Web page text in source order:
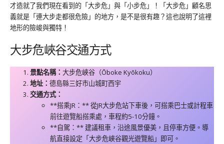
才造就了我們現在看到的「大步危」與「小步危」！「大步危」顧名思
義就是「連大步走都很危險」的地方，是不是很有趣？這也說明了這裡
地形的險峻與獨特！
大步危峽谷交通方式
景點名稱： 大步危峽谷（Ōboke Kyōkoku）
地址： 德島縣三好市山城町西宇
交通方式：
**搭乘JR：** 從JR大步危站下車後，可搭乘巴士或計程車
前往遊覽船搭乘處，車程約5-10分鐘。
**自駕：** 建議租車，沿途風景優美，且停車方便。導
航直接設定「大步危峽谷觀光遊覽船」即可。